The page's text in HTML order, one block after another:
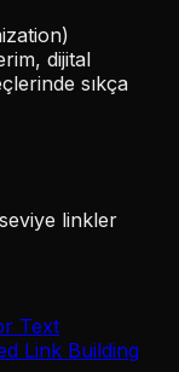
dijital
sıkça
linkler
Text
Link Building